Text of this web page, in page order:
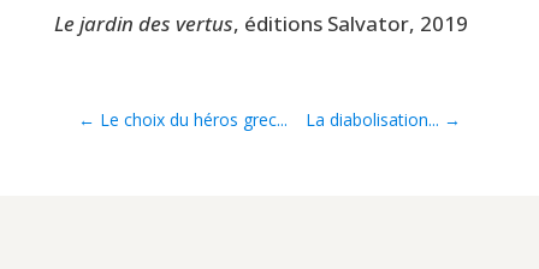
Le jar­din des ver­tus, édi­tions Sal­va­tor, 2019
← Le choix du héros grec... La diabolisation... →